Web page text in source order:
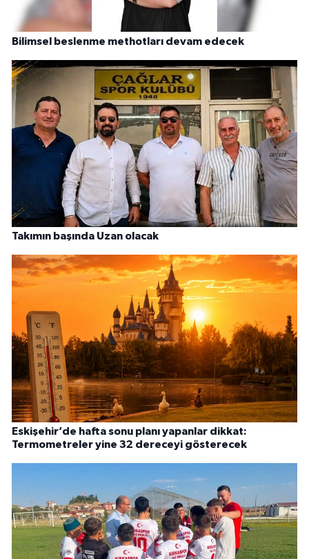
Bilimsel beslenme methotları devam edecek
Takımın başında Uzan olacak
Eskişehir’de hafta sonu planı yapanlar dikkat:
Termometreler yine 32 dereceyi gösterecek